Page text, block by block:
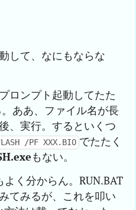
して、なにもならな
ロンプト起動してたた
ああ、ファイル名が長
、実行。するといくつ
/PF XXX.BIO でたたく
もない。
く分からん。RUN.BAT
てみるが、これを叩い